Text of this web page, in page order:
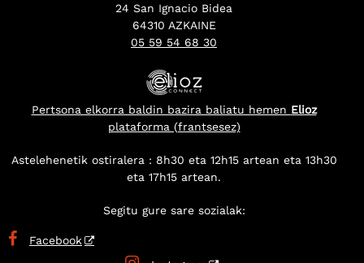
24 San Ignacio Bidea
64310 AZKAINE
05 59 54 68 30
Pertsona elkorra baldin bazira baliatu hemen Elioz
plataforma (frantsesez)
Astelehenetik ostiralera : 8h30 eta 12h15 artean eta 13h30
eta 17h15 artean.
Segitu gure sare sozialak:
 Facebook